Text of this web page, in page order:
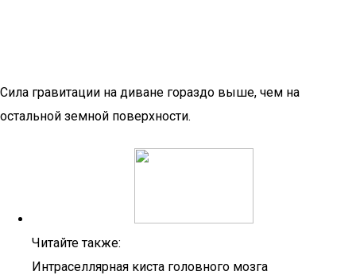
Сила гравитации на диване гораздо выше, чем на
остальной земной поверхности.
Читайте также:
Интраселлярная киста головного мозга